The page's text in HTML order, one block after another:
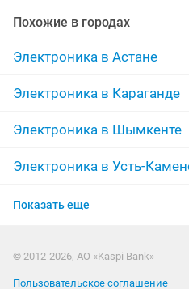
материнская плата
стиральная машина apple
беспроводные наушники
обмен ddr2 xiaomi
Похожие в городах
Электроника в Астане
Электроника в Караганде
Электроника в Шымкенте
Электроника в Усть-
Электроника в Актобе
Электроника в Семее
Показать еще
© 2012-2026, АО «Kaspi Bank»
Пользовательское соглашение